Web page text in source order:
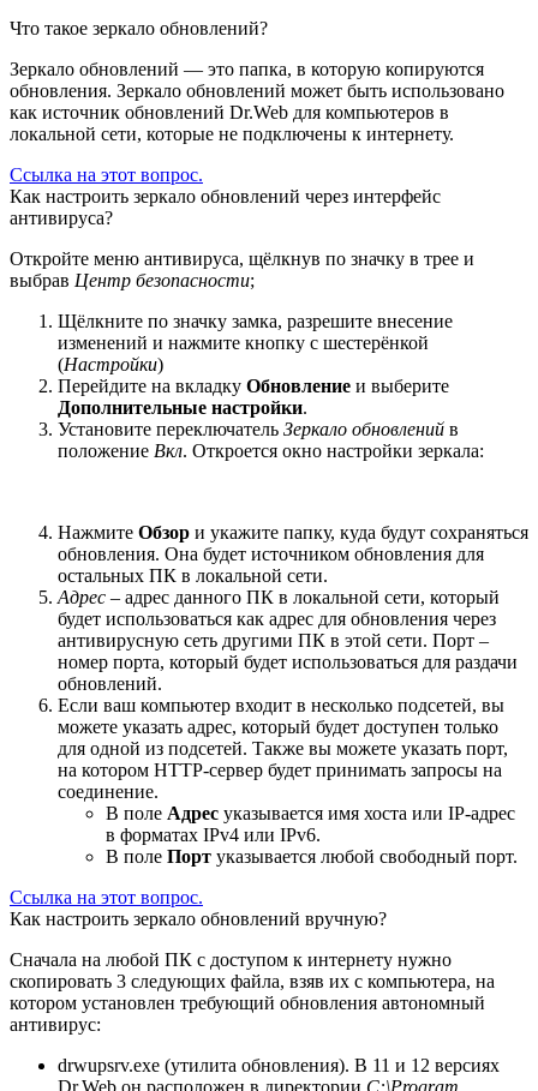
Что такое зеркало обновлений?
Зеркало обновлений — это папка, в которую копируются
обновления. Зеркало обновлений может быть использовано
как источник обновлений Dr.Web для компьютеров в
локальной сети, которые не подключены к интернету.
Ссылка на этот вопрос.
Как настроить зеркало обновлений через интерфейс
антивируса?
Откройте меню антивируса, щёлкнув по значку в трее и
выбрав Центр безопасности;
Щёлкните по значку замка, разрешите внесение
изменений и нажмите кнопку с шестерёнкой
(Настройки)
Перейдите на вкладку Обновление и выберите
Дополнительные настройки.
Установите переключатель Зеркало обновлений в
положение Вкл. Откроется окно настройки зеркала:
Нажмите Обзор и укажите папку, куда будут сохраняться
обновления. Она будет источником обновления для
остальных ПК в локальной сети.
Адрес – адрес данного ПК в локальной сети, который
будет использоваться как адрес для обновления через
антивирусную сеть другими ПК в этой сети. Порт –
номер порта, который будет использоваться для раздачи
обновлений.
Если ваш компьютер входит в несколько подсетей, вы
можете указать адрес, который будет доступен только
для одной из подсетей. Также вы можете указать порт,
на котором HTTP-сервер будет принимать запросы на
соединение.
В поле Адрес указывается имя хоста или IP-адрес
в форматах IPv4 или IPv6.
В поле Порт указывается любой свободный порт.
Ссылка на этот вопрос.
Как настроить зеркало обновлений вручную?
Сначала на любой ПК с доступом к интернету нужно
скопировать 3 следующих файла, взяв их с компьютера, на
котором установлен требующий обновления автономный
антивирус:
drwupsrv.exe (утилита обновления). В 11 и 12 версиях